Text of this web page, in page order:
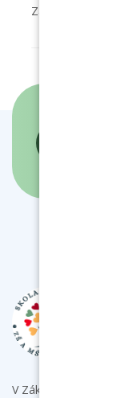
Zápis do
V Základní škole a